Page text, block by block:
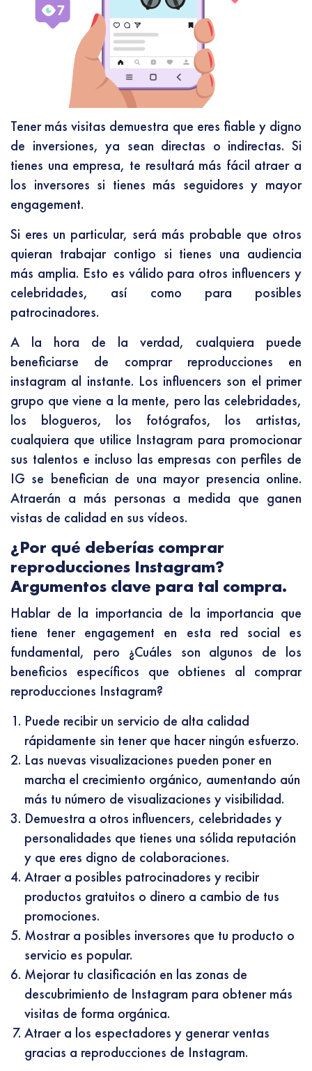
Tener más visitas demuestra que eres fiable y digno
de inversiones, ya sean directas o indirectas. Si
tienes una empresa, te resultará más fácil atraer a
los inversores si tienes más seguidores y mayor
engagement.
Si eres un particular, será más probable que otros
quieran trabajar contigo si tienes una audiencia
más amplia. Esto es válido para otros influencers y
celebridades, así como para posibles
patrocinadores.
A la hora de la verdad, cualquiera puede
beneficiarse de comprar reproducciones en
instagram al instante. Los influencers son el primer
grupo que viene a la mente, pero las celebridades,
los blogueros, los fotógrafos, los artistas,
cualquiera que utilice Instagram para promocionar
sus talentos e incluso las empresas con perfiles de
IG se benefician de una mayor presencia online.
Atraerán a más personas a medida que ganen
vistas de calidad en sus vídeos.
¿Por qué deberías comprar
reproducciones Instagram?
Argumentos clave para tal compra.
Hablar de la importancia de la importancia que
tiene tener engagement en esta red social es
fundamental, pero ¿Cuáles son algunos de los
beneficios específicos que obtienes al comprar
reproducciones Instagram?
Puede recibir un servicio de alta calidad
rápidamente sin tener que hacer ningún esfuerzo.
Las nuevas visualizaciones pueden poner en
marcha el crecimiento orgánico, aumentando aún
más tu número de visualizaciones y visibilidad.
Demuestra a otros influencers, celebridades y
personalidades que tienes una sólida reputación
y que eres digno de colaboraciones.
Atraer a posibles patrocinadores y recibir
productos gratuitos o dinero a cambio de tus
promociones.
Mostrar a posibles inversores que tu producto o
servicio es popular.
Mejorar tu clasificación en las zonas de
descubrimiento de Instagram para obtener más
visitas de forma orgánica.
Atraer a los espectadores y generar ventas
gracias a reproducciones de Instagram.